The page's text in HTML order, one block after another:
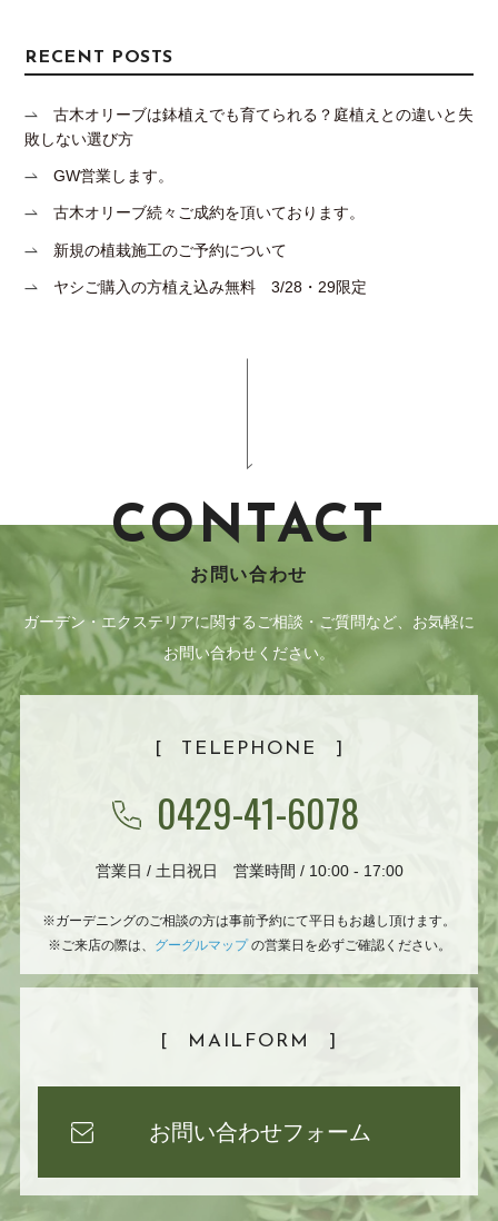
RECENT POSTS
古木オリーブは鉢植えでも育てられる？庭植えとの違いと失
敗しない選び方
GW営業します。
古木オリーブ続々ご成約を頂いております。
新規の植栽施工のご予約について
ヤシご購入の方植え込み無料 3/28・29限定
CONTACT
お問い合わせ
ガーデン・エクステリアに関するご相談・ご質問など、お気軽に
お問い合わせください。
[ TELEPHONE ]
0429-41-6078
営業日 / 土日祝日 営業時間 / 10:00 - 17:00
※ガーデニングのご相談の方は事前予約にて平日もお越し頂けます。
※ご来店の際は、
グーグルマップの営業日を必ずご確認ください。
[ MAILFORM ]
お問い合わせフォーム